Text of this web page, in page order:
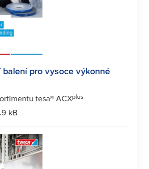
balení pro vysoce výkonné
tesa® ACXplus
kB